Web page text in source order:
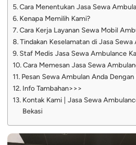
Cara Menentukan Jasa Sewa
Kenapa Memilih Kami?
Cara Kerja Layanan Sewa Mobil
Tindakan Keselamatan di Jasa
Staf Medis Jasa Sewa Ambulance
Cara Memesan Jasa Sewa
Pesan Sewa Ambulan Anda
Info Tambahan>>>
Kontak Kami | Jasa Sewa
Bekasi